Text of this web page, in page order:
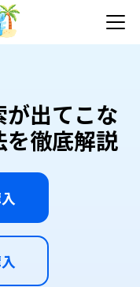
出てこな
を徹底解説